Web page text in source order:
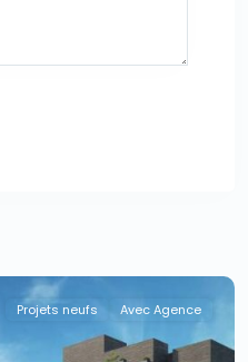
Projets neufs Avec Agence